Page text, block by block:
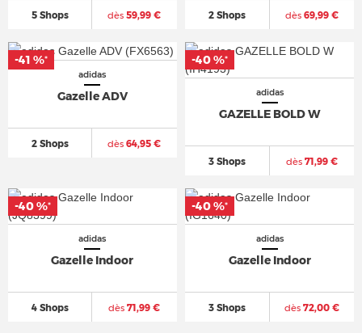
5 Shops dès 59,99 € 2 Shops dès69,99 €
adidas
Gazelle ADV
2 Shops dès 64,95 €
-41 %*
adidas
GAZELLE BOLD W
3 Shops dès71,99 €
-40 %*
adidas
Gazelle Indoor
4 Shops dès 71,99 €
-40 %*
adidas
Gazelle Indoor
3 Shops dès72,00 €
-40 %*